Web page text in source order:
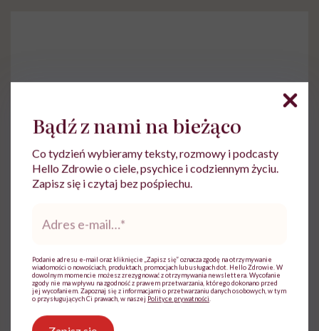
wymagana jest zgoda na pliki cookie.
Czy kiedykolwiek próbowałaś
zabić woń cipki?
Bądź z nami na bieżąco
Co tydzień wybieramy teksty, rozmowy i podcasty
Hello Zdrowie o ciele, psychice i codziennym życiu.
Zapisz się i czytaj bez pośpiechu.
*
Podanie adresu e-mail oraz kliknięcie „Zapisz się” oznacza zgodę na otrzymywanie
wiadomości o nowościach, produktach, promocjach lub usługach dot. Hello Zdrowie. W
dowolnym momencie możesz zrezygnować z otrzymywania newslettera. Wycofanie
zgody nie ma wpływu na zgodność z prawem przetwarzania, którego dokonano przed
jej wycofaniem. Zapoznaj się z informacjami o przetwarzaniu danych osobowych, w tym
o przysługujących Ci prawach, w naszej Polityce prywatności